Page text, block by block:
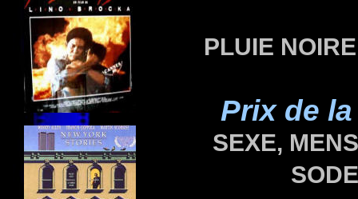
PLUIE
Prix de
SEXE,